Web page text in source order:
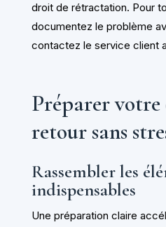
droit de rétractation. Pour
documentez le problème
contactez le service client
Préparer votre
retour sans
Rassembler les
indispensables
Une préparation claire